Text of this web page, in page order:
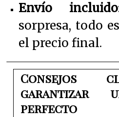
Envío incluido
sorpresa, todo
el precio final.
Consejos
garantizar
perfecto